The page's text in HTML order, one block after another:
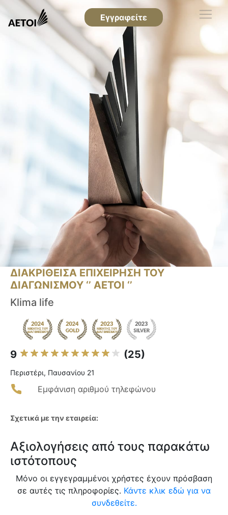
Εγγραφείτε
ΔΙΑΚΡΙΘΕΙΣΑ ΕΠΙΧΕΙΡΗΣΗ ΤΟΥ
ΔΙΑΓΩΝΙΣΜΟΥ ‘’ ΑΕΤΟΙ ‘’
Klima life
9 (25)
Περιστέρι, Παυσανίου 21
Εμφάνιση αριθμού τηλεφώνου
Σχετικά με την εταιρεία:
Αξιολογήσεις από τους παρακάτω
ιστότοπους
Μόνο οι εγγεγραμμένοι χρήστες έχουν πρόσβαση
σε αυτές τις πληροφορίες. Κάντε κλικ εδώ για να
συνδεθείτε.